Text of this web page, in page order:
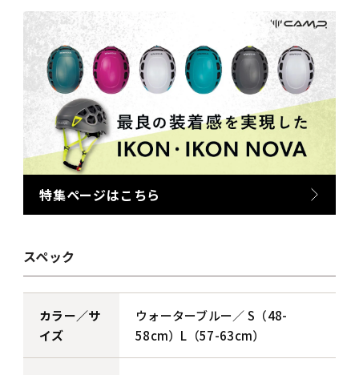
特集ページはこちら
スペック
カラー／サ
イズ
ウォーターブルー／ S（48-
58cm）L（57-63cm）